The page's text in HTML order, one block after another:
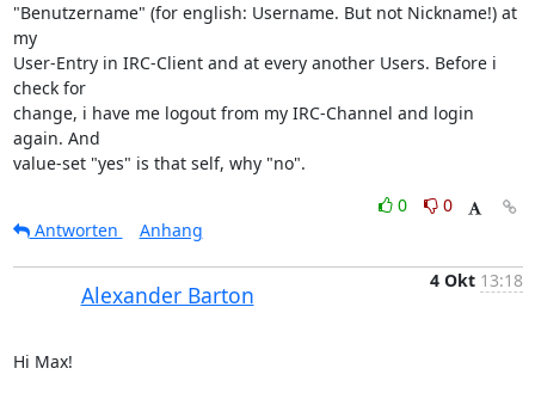
"Benutzername" (for english: Username. But not Nickname!) at
my
User-Entry in IRC-Client and at every another Users. Before i
check for
change, i have me logout from my IRC-Channel and login
again. And
value-set "yes" is that self, why "no".
0
0
Antworten
Anhang
Alexander Barton
4 Okt 13:18
Hi Max!